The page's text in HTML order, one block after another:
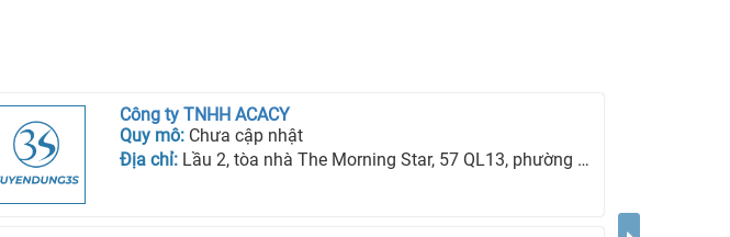
Công ty TNHH ACACY
Quy mô: Chưa cập nhật
Địa chỉ: Lầu 2, tòa nhà The Morning Star, 57 QL13, phường 26, quận Bình Thạnh, TP Hồ Chí Minh.